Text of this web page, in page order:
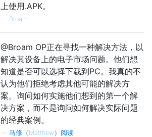
上使用.APK。
— Broam
@Broam OP正在寻找一种解决方法，以
解决其设备上的电子市场问题。他们想
知道是否可以选择下载到PC。我真的不
认为他们拒绝考虑其他可能的解决方
案。询问如何实施他们想到的第一个解
决方案，而不是询问如何解决实际问题
的经典案例。
马修（Matthew）阅读